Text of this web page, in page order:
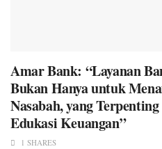
Amar Bank: “Layanan
Bukan Hanya untuk
Nasabah, yang
Edukasi Keuangan”
1 SHARES